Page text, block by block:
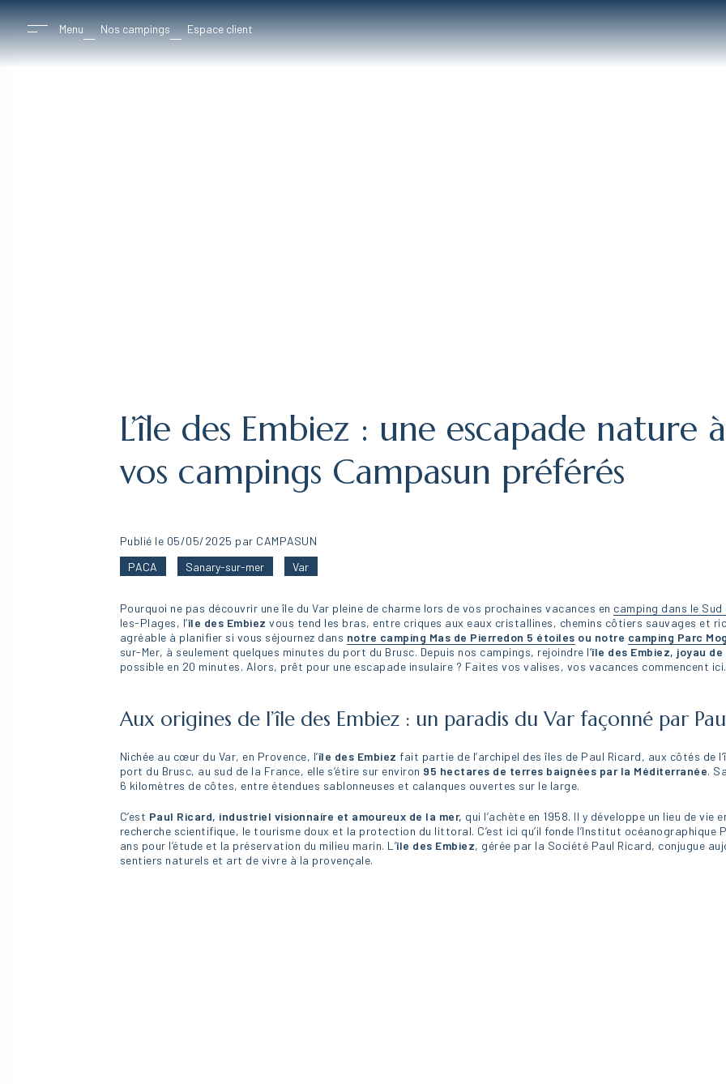
Menu Nos campings Espace client
L’île des Embiez : une escapade nature
vos campings Campasun préférés
Publié le 05/05/2025 par CAMPASUN
PACA
Sanary-sur-mer Var
Pourquoi ne pas découvrir une île du Var pleine de charme lors de vos prochaines vacances en camping dans le
les-Plages, l’île des Embiez vous tend les bras, entre criques aux eaux cristallines, chemins côtiers sauvages et
agréable à planifier si vous séjournez dans notre camping Mas de Pierredon 5 étoiles ou notre camping Parc
sur-Mer, à seulement quelques minutes du port du Brusc. Depuis nos campings, rejoindre l’île des Embiez, joyau
possible en 20 minutes. Alors, prêt pour une escapade insulaire ? Faites vos valises, vos vacances commencent ici.
Aux origines de l’île des Embiez : un paradis du Var façonné par
Nichée au cœur du Var, en Provence, l’île des Embiez fait partie de l’archipel des îles de Paul Ricard, aux côtés de
port du Brusc, au sud de la France, elle s’étire sur environ 95 hectares de terres baignées par la Méditerranée.
6 kilomètres de côtes, entre étendues sablonneuses et calanques ouvertes sur le large.
C’est Paul Ricard, industriel visionnaire et amoureux de la mer, qui l’achète en 1958. Il y développe un lieu de vie
recherche scientifique, le tourisme doux et la protection du littoral. C’est ici qu’il fonde l’Institut océanographique
ans pour l’étude et la préservation du milieu marin. L’île des Embiez, gérée par la Société Paul Ricard, conjugue
sentiers naturels et art de vivre à la provençale.